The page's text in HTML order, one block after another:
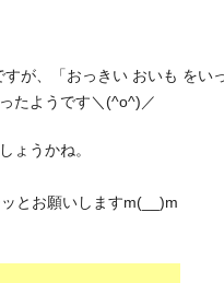
が、「おっきい おいも をい
たようです＼(^o^)／
ょうかね。
とお願いしますm(__)m